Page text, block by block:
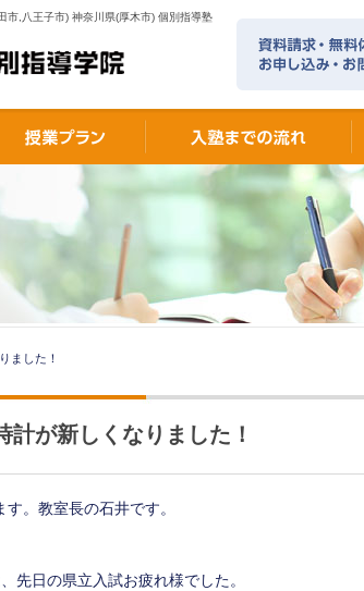
市,八王子市) 神奈川県(厚木市) 個別指導塾
ました！
が新しくなりました！
。教室長の石井です。
先日の県立入試お疲れ様でした。